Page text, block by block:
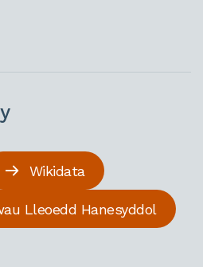
Wikidata
Lleoedd Hanesyddol